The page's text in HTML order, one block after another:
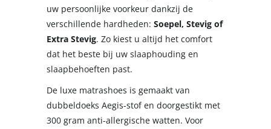
uw persoonlijke voorkeur dankzij de
verschillende hardheden: Soepel, Stevig of
Extra Stevig. Zo kiest u altijd het comfort
dat het beste bij uw slaaphouding en
slaapbehoeften past.
De luxe matrashoes is gemaakt van
dubbeldoeks Aegis-stof en doorgestikt met
300 gram anti-allergische watten. Voor